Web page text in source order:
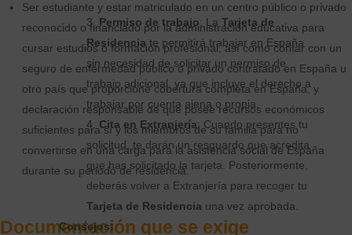
Ser estudiante y estar matriculado en un centro público o privado
reconocido o financiado por la administración educativa para
cursar estudios o formación profesional, así como contar con un
seguro de enfermedad público o privado contratado en España u
otro país que proporcione cobertura completa en España, y
declaración responsable de que posee recursos económicos
suficientes para sí y los miembros de su familia para no
convertirse en una carga para la asistencia social de España
durante su periodo de residencia.
Documentación que se exige
Permiso de trabajo: La Tarjeta de
Residenciate permitirá trabajar en España
sin necesidad de solicitar un permiso de
trabajo adicional, ya que incluye el derecho a
trabajar por cuenta ajena o propia.
Cita en Extranjería: Cuando presentes tu
solicitud, te darán un resguardo que acredita
que has solicitado la tarjeta. Posteriormente,
deberás volver a Extranjería para recoger tu
Tarjeta de Residencia una vez aprobada.
Consejos: